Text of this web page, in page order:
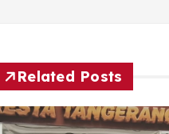
Related Posts